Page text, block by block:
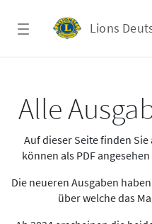
Lions
Alle
Auf dieser Seite finden Sie
können als PDF
Die neueren Ausgaben
über welche das